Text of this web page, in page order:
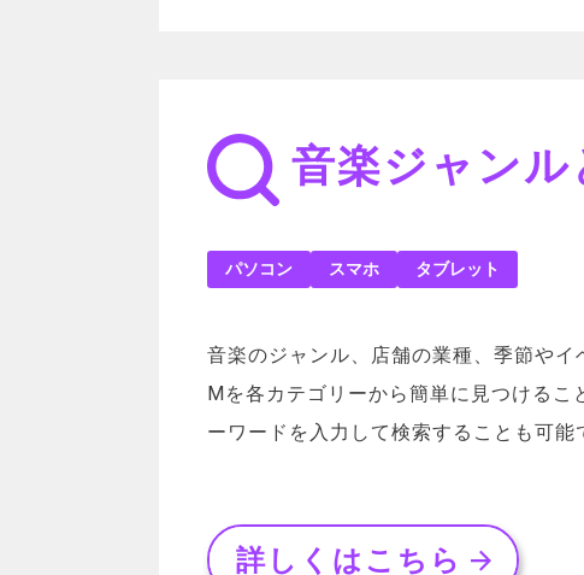
音楽ジャン
パソコン スマホ タブレット
音楽のジャンル、店舗の業種、季節やイ
Mを各カテゴリーから簡単に見つけるこ
ーワードを入力して検索することも可能
詳しくはこちら